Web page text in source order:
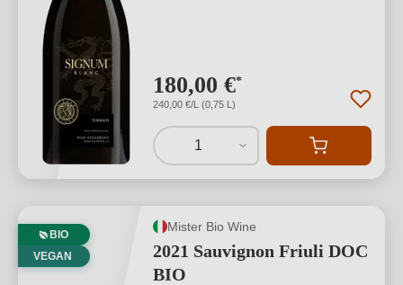
180,00 €*
240,00 €/L (0,75 L)
1
BIO
VEGAN
Mister Bio Wine
2021 Sauvignon Friuli DOC
BIO